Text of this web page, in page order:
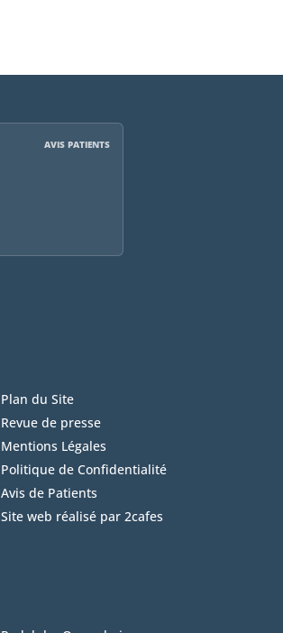
AVIS PATIENTS
Plan du Site
Revue de presse
Mentions Légales
Politique de Confidentialité
Avis de Patients
Site web réalisé par 2cafes